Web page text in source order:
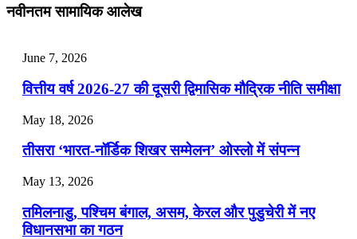
July 22, 2026
📝 डेली करेंट अफेयर्स: 19-21 जुलाई 2026
July 19, 2026
📝 डेली करेंट अफेयर्स: 16-18 जुलाई 2026
July 16, 2026
📝 डेली करेंट अफेयर्स: 13-15 जुलाई 2026
नवीनतम सामायिक आलेख
June 7, 2026
वित्तीय वर्ष 2026-27 की दूसरी द्विमासिक मौद्रिक नीति समीक्षा
May 18, 2026
तीसरा ‘भारत-नॉर्डिक शिखर सम्मेलन’ ओस्लो में संपन्न
May 13, 2026
तमिलनाडु, पश्चिम बंगाल, असम, केरल और पुडुचेरी में नए
विधानसभा का गठन